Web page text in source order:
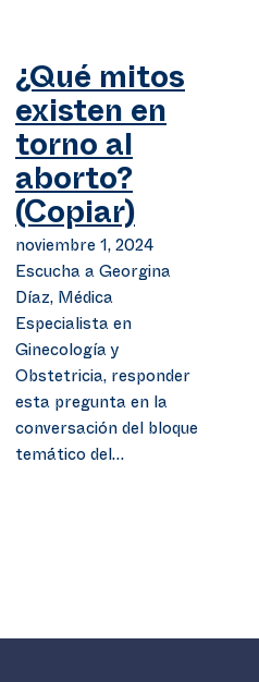
¿Qué mitos
existen en
torno al
aborto?
(Copiar)
noviembre 1, 2024
Escucha a Georgina
Díaz, Médica
Especialista en
Ginecología y
Obstetricia, responder
esta pregunta en la
conversación del bloque
temático del…